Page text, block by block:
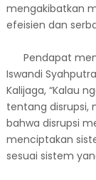
mengakibatkan
efeisien dan
Pendapat
Iswandi
Kalijaga, “Kalau
tentang disrupsi,
bahwa disrupsi
menciptakan
sesuai sistem